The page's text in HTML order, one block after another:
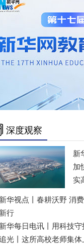
深度观察
新
加
实
新华视点丨 春耕沃野 消
新行
新华每日电讯丨
用科技
光丨 这所高校老师集